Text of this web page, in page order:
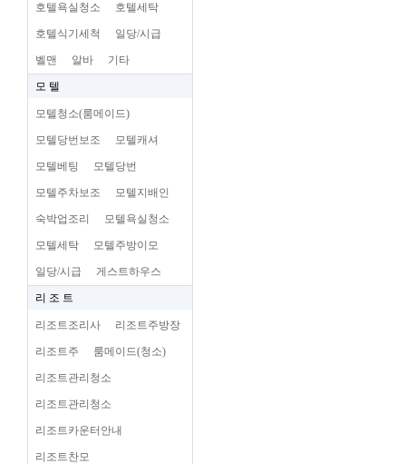
호텔욕실청소 호텔세탁
호텔식기세척 일당/시급
벨맨 알바 기타
모 텔
모텔청소(룸메이드)
모텔당번보조 모텔캐셔
모텔베팅 모텔당번
모텔주차보조 모텔지배인
숙박업조리 모텔욕실청소
모텔세탁 모텔주방이모
일당/시급 게스트하우스
리 조 트
리조트조리사 리조트주방장
리조트주 룸메이드(청소)
리조트관리청소
리조트관리청소
리조트카운터안내
리조트찬모